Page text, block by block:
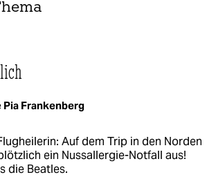
Pia Frankenberg
Auf dem Trip in den Norden
ein Nussallergie-Notfall aus!
die Beatles.